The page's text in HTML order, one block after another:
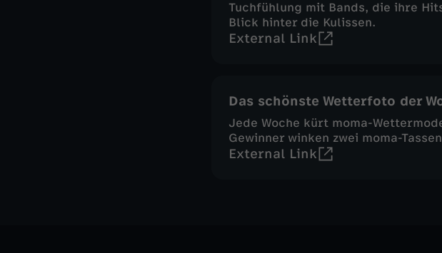
Tuchfühlung mit Bands, die ihre
Blick hinter die Kulissen.
External Link
Das schönste Wetterfoto der
Jede Woche kürt moma-
Gewinner winken zwei moma-
External Link